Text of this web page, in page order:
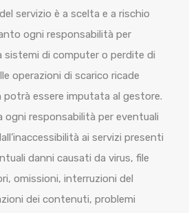
servizio è a scelta e a rischio
ogni responsabilità per
sistemi di computer o perdite di
operazioni di scarico ricade
potrà essere imputata al gestore.
ogni responsabilità per eventuali
ai servizi presenti
danni causati da virus, file
omissioni, interruzioni del
dei contenuti, problemi